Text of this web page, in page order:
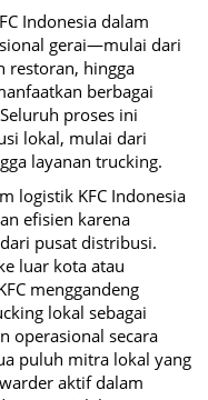
Indonesia dalam
gerai—mulai dari
restoran, hingga
berbagai
proses ini
lokal, mulai dari
layanan trucking.
logistik KFC Indonesia
efisien karena
pusat distribusi.
luar kota atau
menggandeng
lokal sebagai
operasional secara
puluh mitra lokal yang
aktif dalam